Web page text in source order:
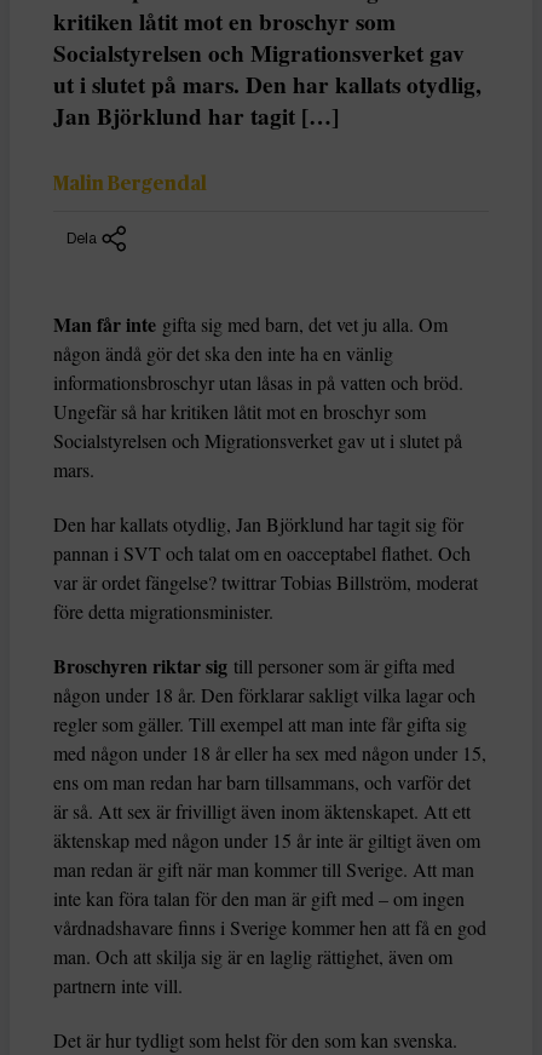
kritiken låtit mot en broschyr som
Socialstyrelsen och Migrationsverket gav
ut i slutet på mars. Den har kallats otydlig,
Jan Björklund har tagit […]
Malin Bergendal
Dela
Man får inte gifta sig med barn, det vet ju alla. Om
någon ändå gör det ska den inte ha en vänlig
informationsbroschyr utan låsas in på vatten och bröd.
Ungefär så har kritiken låtit mot en broschyr som
Socialstyrelsen och Migrationsverket gav ut i slutet på
mars.
Den har kallats otydlig, Jan Björklund har tagit sig för
pannan i SVT och talat om en oacceptabel flathet. Och
var är ordet fängelse? twittrar Tobias Billström, moderat
före detta migrationsminister.
Broschyren riktar sig till personer som är gifta med
någon under 18 år. Den förklarar sakligt vilka lagar och
regler som gäller. Till exempel att man inte får gifta sig
med någon under 18 år eller ha sex med någon under 15,
ens om man redan har barn tillsammans, och varför det
är så. Att sex är frivilligt även inom äktenskapet. Att ett
äktenskap med någon under 15 år inte är giltigt även om
man redan är gift när man kommer till Sverige. Att man
inte kan föra talan för den man är gift med – om ingen
vårdnadshavare finns i Sverige kommer hen att få en god
man. Och att skilja sig är en laglig rättighet, även om
partnern inte vill.
Det är hur tydligt som helst för den som kan svenska.